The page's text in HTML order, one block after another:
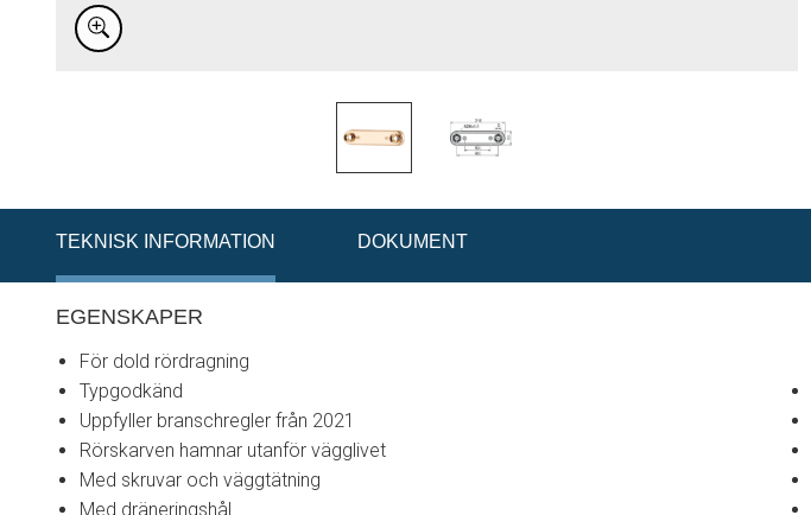
TEKNISK INFORMATION DOKUMENT
EGENSKAPER
För dold rördragning
Typgodkänd
Uppfyller branschregler från 2021
Rörskarven hamnar utanför vägglivet
Med skruvar och väggtätning
Med dräneringshål